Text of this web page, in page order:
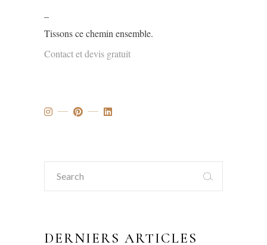
Tissons ce chemin ensemble.
Contact et devis gratuit
Search
for:
DERNIERS ARTICLES